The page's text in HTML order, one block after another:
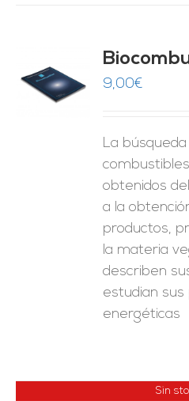
9,00€
La
obtenidos
a la
productos,
la materia
describen
estudian
energéticas
Sin